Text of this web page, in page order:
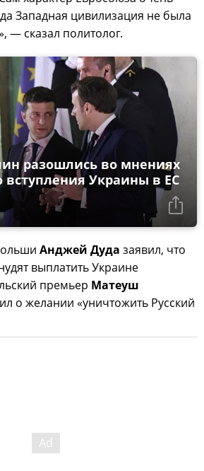
Западная цивилизация не была
— сказал политолог.
разошлись во мнениях
вступления Украины в ЕС
Анджей Дуда заявил, что
выплатить Украине
премьер Матеуш
о желании «уничтожить Русский